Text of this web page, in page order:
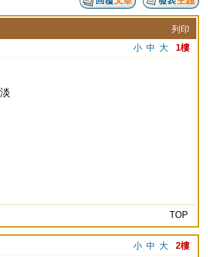
列印
1樓
大
中
小
TOP
2樓
大
中
小